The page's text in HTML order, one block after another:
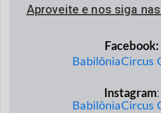
Aproveite e nos siga
Facebook:
BabilôniaCircus
Instagram:
BabilôniaCircus